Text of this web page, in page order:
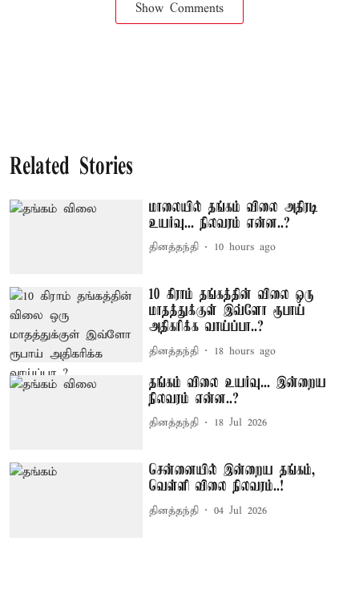
Show Comments
Related Stories
மாலையில் தங்கம் விலை அதிரடி
உயர்வு... நிலவரம் என்ன..?
தினத்தந்தி 10 hours ago
10 கிராம் தங்கத்தின் விலை ஒரு
மாதத்துக்குள் இவ்ளோ ரூபாய்
அதிகரிக்க வாய்ப்பா..?
தினத்தந்தி 18 hours ago
தங்கம் விலை உயர்வு... இன்றைய
நிலவரம் என்ன..?
தினத்தந்தி 18 Jul 2026
சென்னையில் இன்றைய தங்கம்,
வெள்ளி விலை நிலவரம்..!
தினத்தந்தி 04 Jul 2026